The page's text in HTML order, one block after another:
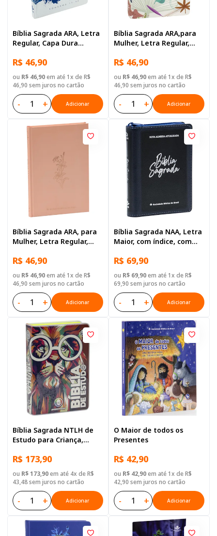
Bíblia Sagrada ARA, Letra
Regular, Capa Dura
R$ 46,90
ou R$ 46,90em até 1x de R$
46,90 sem juros no cartão
- + Adicionar
Bíblia Sagrada ARA,para
Mulher, Letra Regular,
R$ 46,90
ou R$ 46,90em até 1x de R$
46,90 sem juros no cartão
- + Adicionar
Bíblia Sagrada ARA, para
Mulher, Letra Regular,
R$ 46,90
ou R$ 46,90em até 1x de R$
46,90 sem juros no cartão
- + Adicionar
Bíblia Sagrada NAA, Letra
Maior, com índice, com
Sintético Azul
R$ 69,90
ou R$ 69,90em até 1x de R$
69,90 sem juros no cartão
- + Adicionar
Bíblia Sagrada NTLH de
Estudo para Criança,
palavras de Jesus
destacadas, com mapa,
Capa Dura Ilustrada:
R$ 173,90
ou R$ 173,90em até 4x de R$
43,48 sem juros no cartão
- + Adicionar
O Maior de todos os
Presentes
R$ 42,90
ou R$ 42,90em até 1x de R$
42,90 sem juros no cartão
- + Adicionar